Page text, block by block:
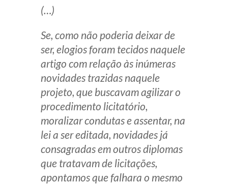
Whatsapp (41) 98881-6616
(…)
Se, como não poderia deixar de
ser, elogios foram tecidos naquele
artigo com relação às inúmeras
novidades trazidas naquele
projeto, que buscavam agilizar o
procedimento licitatório,
moralizar condutas e assentar, na
lei a ser editada, novidades já
consagradas em outros diplomas
que tratavam de licitações,
apontamos que falhara o mesmo